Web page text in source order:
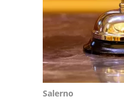
Salerno